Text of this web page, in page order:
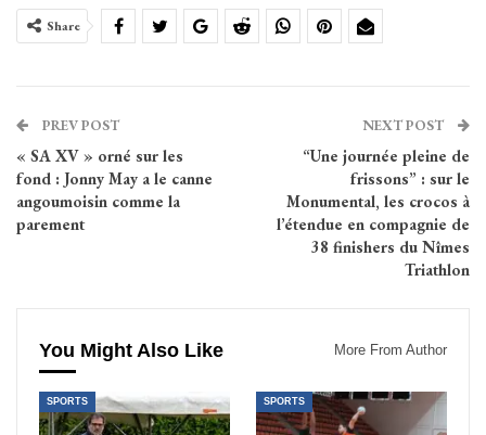
Share
PREV POST
« SA XV » orné sur les
fond : Jonny May a le canne
angoumoisin comme la
parement
NEXT POST
“Une journée pleine de
frissons” : sur le
Monumental, les crocos à
l’étendue en compagnie de
38 finishers du Nîmes
Triathlon
You Might Also Like More From Author
SPORTS SPORTS